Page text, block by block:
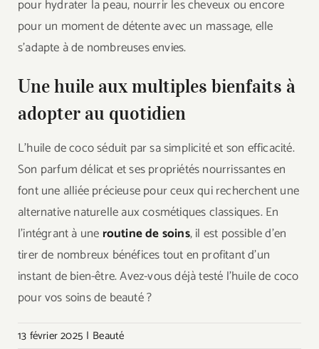
pour hydrater la peau, nourrir les cheveux ou encore
pour un moment de détente avec un massage, elle
s’adapte à de nombreuses envies.
Une huile aux multiples bienfaits à
adopter au quotidien
L’huile de coco séduit par sa simplicité et son efficacité.
Son parfum délicat et ses propriétés nourrissantes en
font une alliée précieuse pour ceux qui recherchent une
alternative naturelle aux cosmétiques classiques. En
l’intégrant à une routine de soins, il est possible d’en
tirer de nombreux bénéfices tout en profitant d’un
instant de bien-être. Avez-vous déjà testé l’huile de coco
pour vos soins de beauté ?
13 février 2025 | Beauté